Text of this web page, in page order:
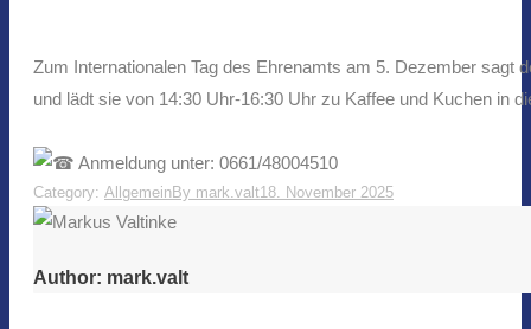
Zum Internationalen Tag des Ehrenamts am 5. Dezember sagt
und lädt sie von 14:30 Uhr-16:30 Uhr zu Kaffee und Kuchen in
Anmeldung unter: 0661/48004510
Category: AllgemeinBy mark.valt18. November 2025
Author: mark.valt